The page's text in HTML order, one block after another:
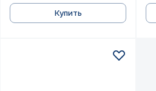
Купить